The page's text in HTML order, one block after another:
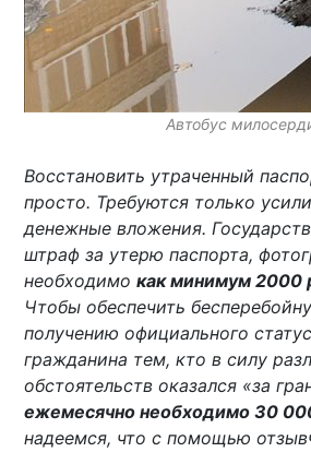
Автобус
Восстановить утраченный
просто. Требуются только
денежные вложения.
штраф за утерю паспорта,
необходимокак минимум 2000
Чтобы обеспечить
получению официального
гражданина тем, кто в силу
обстоятельств оказался «за
ежемесячно необходимо 30
надеемся, что с помощью